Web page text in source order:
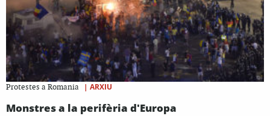
Protestes a Romania | ARXIU
Monstres a la perifèria d'Europa